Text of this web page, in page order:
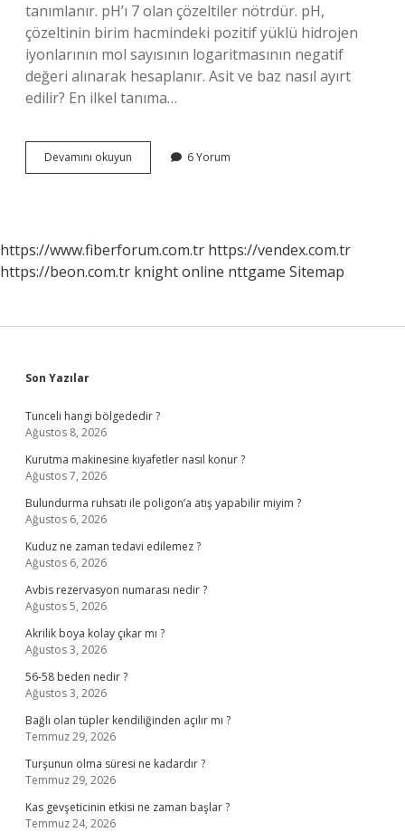
tanımlanır. pH’ı 7 olan çözeltiler nötrdür. pH,
çözeltinin birim hacmindeki pozitif yüklü hidrojen
iyonlarının mol sayısının logaritmasının negatif
değeri alınarak hesaplanır. Asit ve baz nasıl ayırt
edilir? En ilkel tanıma…
Devamını okuyun
Veya
Anlarız
6 Yorum
https://www.fiberforum.com.tr https://vendex.com.tr
https://beon.com.tr knight online nttgame Sitemap
Sidebar
Son Yazılar
Tunceli hangi bölgededir ?
Ağustos 8, 2026
Kurutma makinesine kıyafetler nasıl konur ?
Ağustos 7, 2026
Bulundurma ruhsatı ile poligon’a atış yapabilir miyim ?
Ağustos 6, 2026
Kuduz ne zaman tedavi edilemez ?
Ağustos 6, 2026
Avbis rezervasyon numarası nedir ?
Ağustos 5, 2026
Akrilik boya kolay çıkar mı ?
Ağustos 3, 2026
56-58 beden nedir ?
Ağustos 3, 2026
Bağlı olan tüpler kendiliğinden açılır mı ?
Temmuz 29, 2026
Turşunun olma süresi ne kadardır ?
Temmuz 29, 2026
Kas gevşeticinin etkisi ne zaman başlar ?
Temmuz 24, 2026